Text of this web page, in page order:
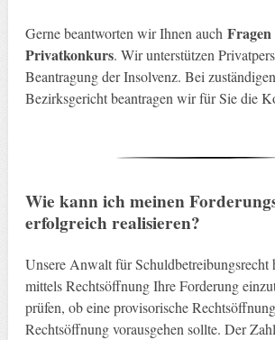
Gerne beantworten wir Ihnen auch Fragen
Privatkonkurs. Wir unterstützen
Beantragung der Insolvenz. Bei
Bezirksgericht beantragen wir für Sie die
Wie kann ich meinen
erfolgreich realisieren?
Unsere Anwalt für
mittels Rechtsöffnung Ihre Forderung
prüfen, ob eine provisorische
Rechtsöffnung vorausgehen sollte. Der